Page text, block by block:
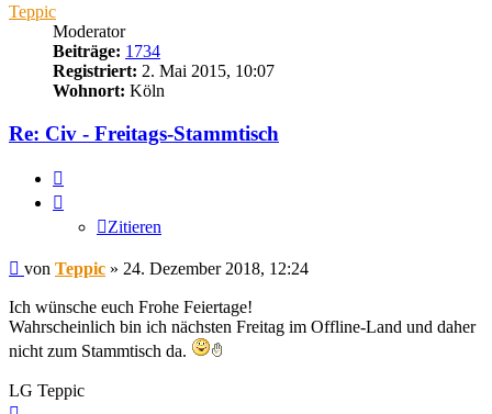
Teppic
Moderator
Beiträge: 1734
Registriert: 2. Mai 2015, 10:07
Wohnort: Köln
Re: Civ - Freitags-Stammtisch
Zitieren
Beitrag
von Teppic » 24. Dezember 2018, 12:24
Ich wünsche euch Frohe Feiertage!
Wahrscheinlich bin ich nächsten Freitag im Offline-Land und daher
nicht zum Stammtisch da.
LG Teppic